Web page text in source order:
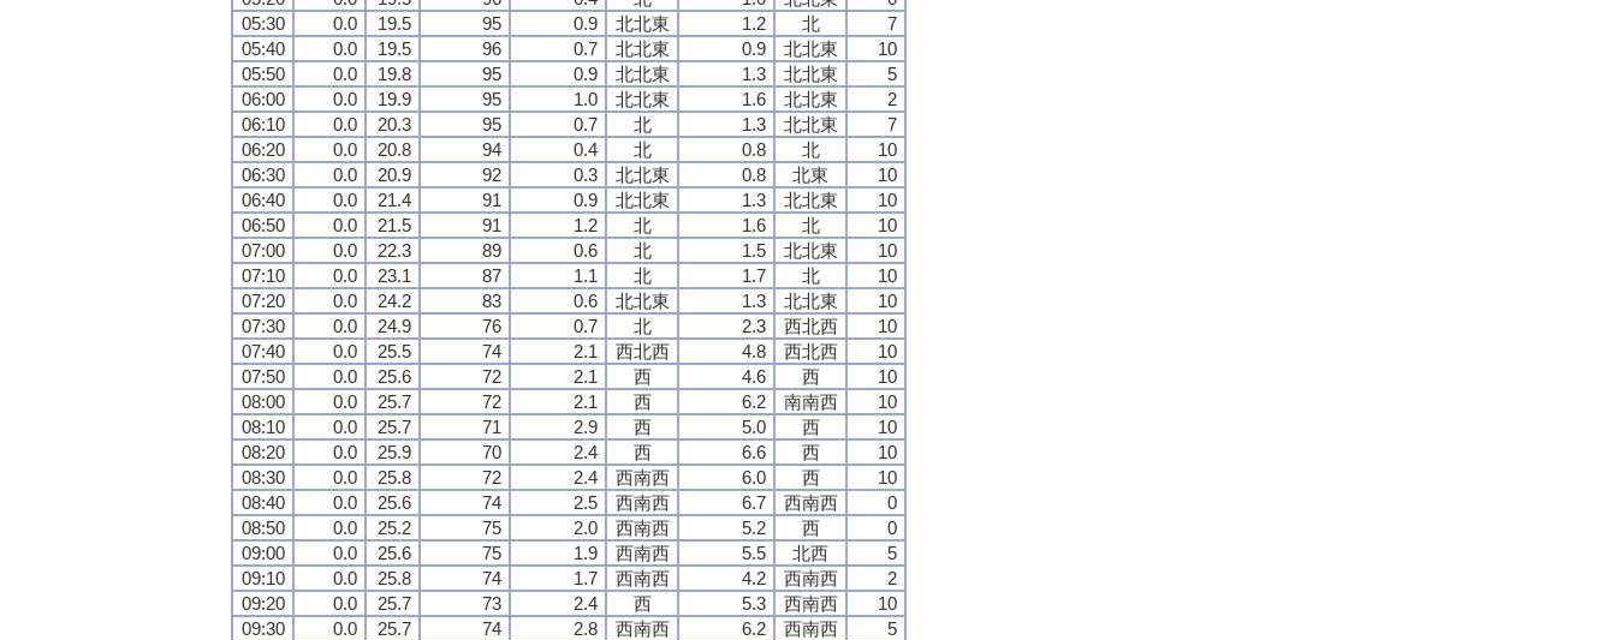
05:30
0.0 19.5 95 0.9 北北東 1.2 北
7
05:40
0.0 19.5 96 0.7 北北東 0.9 北北東
10
05:50
0.0 19.8 95 0.9 北北東 1.3 北北東
5
06:00
0.0 19.9 95 1.0 北北東 1.6 北北東
2
06:10
0.0 20.3 95 0.7 北 1.3 北北東
7
06:20
0.0 20.8 94 0.4 北 0.8 北
10
06:30
0.0 20.9 92 0.3 北北東 0.8 北東
10
06:40
0.0 21.4 91 0.9 北北東 1.3 北北東
10
06:50
0.0 21.5 91 1.2 北 1.6 北
10
07:00
0.0 22.3 89 0.6 北 1.5 北北東
10
07:10
0.0 23.1 87 1.1 北 1.7 北
10
07:20
0.0 24.2 83 0.6 北北東 1.3 北北東
10
07:30
0.0 24.9 76 0.7 北 2.3 西北西
10
07:40
0.0 25.5 74 2.1 西北西 4.8 西北西
10
07:50
0.0 25.6 72 2.1 西 4.6 西
10
08:00
0.0 25.7 72 2.1 西 6.2 南南西
10
08:10
0.0 25.7 71 2.9 西 5.0 西
10
08:20
0.0 25.9 70 2.4 西 6.6 西
10
08:30
0.0 25.8 72 2.4 西南西 6.0 西
10
08:40
0.0 25.6 74 2.5 西南西 6.7 西南西
0
08:50
0.0 25.2 75 2.0 西南西 5.2 西
0
09:00
0.0 25.6 75 1.9 西南西 5.5 北西
5
09:10
0.0 25.8 74 1.7 西南西 4.2 西南西
2
09:20
0.0 25.7 73 2.4 西 5.3 西南西
10
09:30
0.0 25.7 74 2.8 西南西 6.2 西南西
5